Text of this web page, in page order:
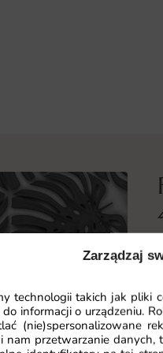
Zarządzaj
technologii takich jak pliki
informacji o urządzeniu.
(nie)spersonalizowane
nam przetwarzanie danych,